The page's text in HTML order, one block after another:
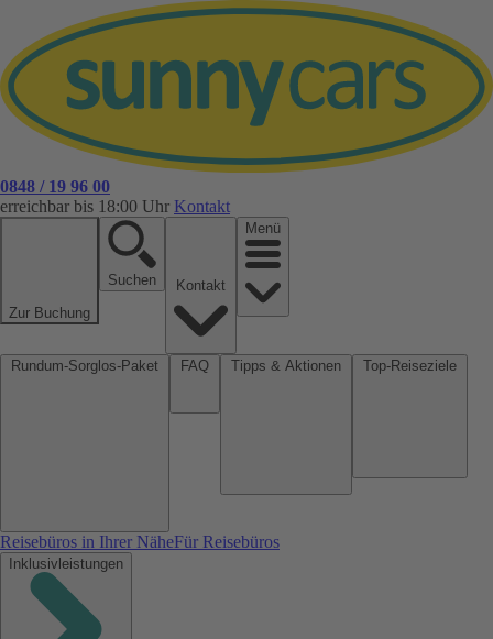
0848 / 19 96 00
erreichbar bis 18:00 Uhr Kontakt
Zur Buchung
Suchen
Menü
Reisebüros in Ihrer NäheFür Reisebüros
Inklusivleistungen